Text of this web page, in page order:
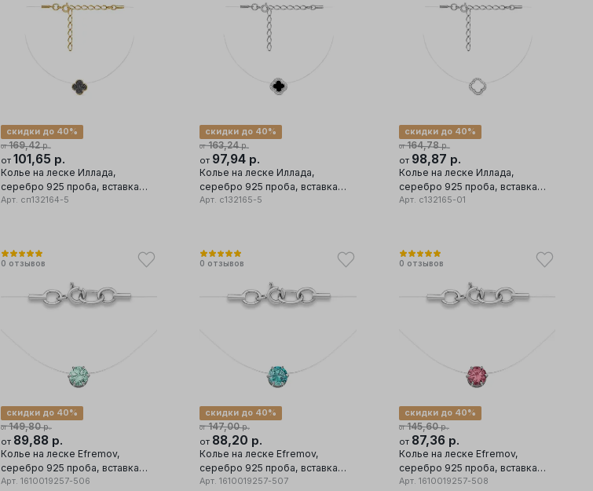
от169,42р.
скидки до 40%
от 101,65 р.
Колье на леске Иллада,
серебро 925 проба, вставка
фианит
Арт. сп132164-5
от163,24р.
скидки до 40%
от 97,94 р.
Колье на леске Иллада,
серебро 925 проба, вставка
фианит/эмаль
Арт. с132165-5
от164,78р.
скидки до 40%
от 98,87 р.
Колье на леске Иллада,
серебро 925 проба, вставка
фианит/эмаль
Арт. с132165-01
0 отзывов
от149,80р.
скидки до 40%
от 89,88 р.
Колье на леске Efremov,
серебро 925 проба, вставка
фианит
Арт. 1610019257-506
0 отзывов
от147,00р.
скидки до 40%
от 88,20 р.
Колье на леске Efremov,
серебро 925 проба, вставка
фианит
Арт. 1610019257-507
0 отзывов
от145,60р.
скидки до 40%
от 87,36 р.
Колье на леске Efremov,
серебро 925 проба, вставка
фианит
Арт. 1610019257-508